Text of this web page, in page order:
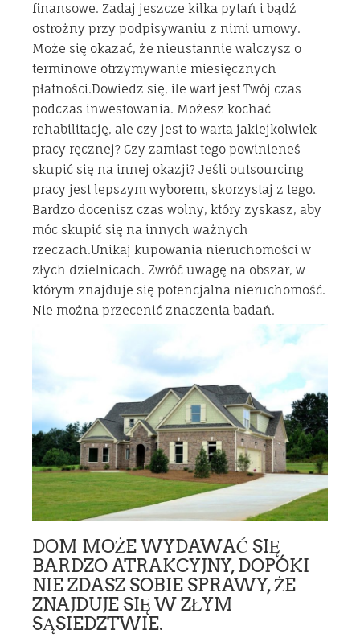
finansowe. Zadaj jeszcze kilka pytań i bądź
ostrożny przy podpisywaniu z nimi umowy.
Może się okazać, że nieustannie walczysz o
terminowe otrzymywanie miesięcznych
płatności.Dowiedz się, ile wart jest Twój czas
podczas inwestowania. Możesz kochać
rehabilitację, ale czy jest to warta jakiejkolwiek
pracy ręcznej? Czy zamiast tego powinieneś
skupić się na innej okazji? Jeśli outsourcing
pracy jest lepszym wyborem, skorzystaj z tego.
Bardzo docenisz czas wolny, który zyskasz, aby
móc skupić się na innych ważnych
rzeczach.Unikaj kupowania nieruchomości w
złych dzielnicach. Zwróć uwagę na obszar, w
którym znajduje się potencjalna nieruchomość.
Nie można przecenić znaczenia badań.
DOM MOŻE WYDAWAĆ SIĘ
BARDZO ATRAKCYJNY, DOPÓKI
NIE ZDASZ SOBIE SPRAWY, ŻE
ZNAJDUJE SIĘ W ZŁYM
SĄSIEDZTWIE.